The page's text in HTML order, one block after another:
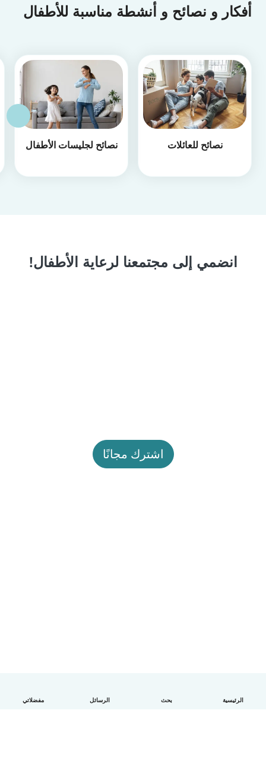
الرئيسية بحث الرسائل مفضلاتي
أفكار و نصائح و أنشطة مناسبة للأطفال
نصائح للعائلات نصائح لجليسات الأطفال
انضمي إلى مجتمعنا لرعاية الأطفال!
اشترك مجانًا